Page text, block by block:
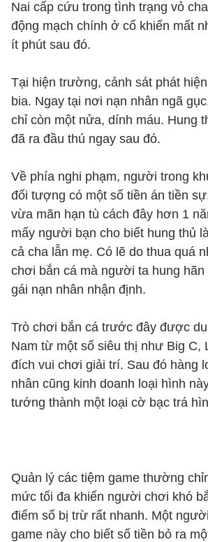
Nai cấp cứu trong tình trạng vỏ
động mạch chính ở cổ khiến mất
ít phút sau đó.
Tại hiện trường, cảnh sát phát
bia. Ngay tại nơi nạn nhân ngã
chỉ còn một nửa, dính máu. Hung
đã ra đầu thú ngay sau đó.
Về phía nghi phạm, người trong
đối tượng có một số tiền án tiền
vừa mãn hạn tù cách đây hơn 1
mấy người bạn cho biết hung thủ
cả cha lẫn mẹ. Có lẽ do thua quá
chơi bắn cá mà người ta hung hãn
gái nạn nhân nhận định.
Trò chơi bắn cá trước đây được
Nam từ một số siêu thị như Big C,
đích vui chơi giải trí. Sau đó hàng
nhân cũng kinh doanh loại hình
tướng thành một loại cờ bạc trá
Quản lý các tiệm game thường
mức tối đa khiến người chơi khó
điểm số bị trừ rất nhanh. Một
game này cho biết số tiền bỏ ra